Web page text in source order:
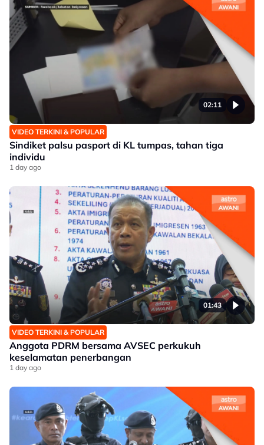
02:11
VIDEO TERKINI & POPULAR
Sindiket palsu pasport di KL tumpas, tahan tiga
individu
1 day ago
01:43
VIDEO TERKINI & POPULAR
Anggota PDRM bersama AVSEC perkukuh
keselamatan penerbangan
1 day ago